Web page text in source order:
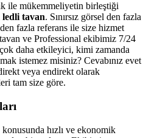
ile mükemmeliyetin birleştiği
tavan. Sınırsız görsel den fazla
fazla referans ile size hizmet
ve Professional ekibimiz 7/24
daha etkileyici, kimi zamanda
istemez misiniz? Cevabınız evet
veya endirekt olarak
tam size göre.
hızlı ve ekonomik